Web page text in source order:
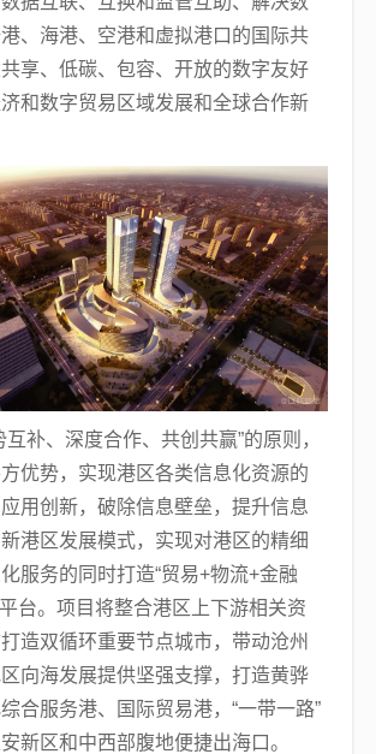
、海港、空港和虚拟港口的国际共
享、低碳、包容、开放的数字友好
和数字贸易区域发展和全球合作新
互补、深度合作、共创共赢”的原则，
优势，实现港区各类信息化资源的
用创新，破除信息壁垒，提升信息
港区发展模式，实现对港区的精细
服务的同时打造“贸易+物流+金融
台。项目将整合港区上下游相关资
造双循环重要节点城市，带动沧州
向海发展提供坚强支撑，打造黄骅
合服务港、国际贸易港，“一带一路”
新区和中西部腹地便捷出海口。